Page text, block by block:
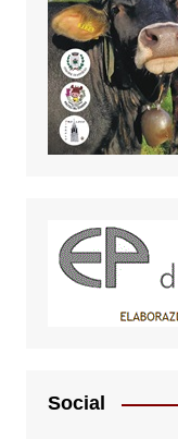
Social